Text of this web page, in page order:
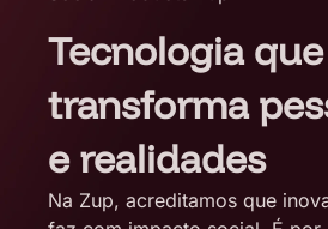
Tecnologia que
transforma
e realidades
Na Zup, acreditamos que